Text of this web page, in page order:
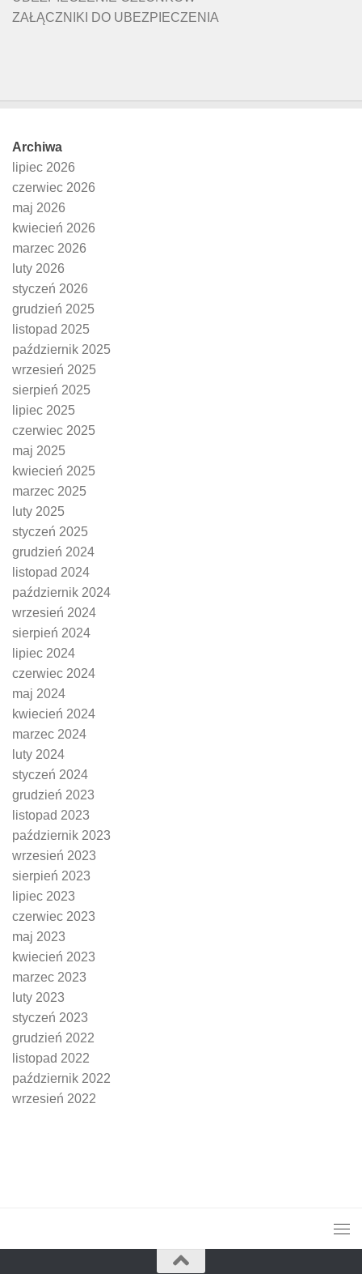
ZAŁĄCZNIKI DO UBEZPIECZENIA
Archiwa
lipiec 2026
czerwiec 2026
maj 2026
kwiecień 2026
marzec 2026
luty 2026
styczeń 2026
grudzień 2025
listopad 2025
październik 2025
wrzesień 2025
sierpień 2025
lipiec 2025
czerwiec 2025
maj 2025
kwiecień 2025
marzec 2025
luty 2025
styczeń 2025
grudzień 2024
listopad 2024
październik 2024
wrzesień 2024
sierpień 2024
lipiec 2024
czerwiec 2024
maj 2024
kwiecień 2024
marzec 2024
luty 2024
styczeń 2024
grudzień 2023
listopad 2023
październik 2023
wrzesień 2023
sierpień 2023
lipiec 2023
czerwiec 2023
maj 2023
kwiecień 2023
marzec 2023
luty 2023
styczeń 2023
grudzień 2022
listopad 2022
październik 2022
wrzesień 2022